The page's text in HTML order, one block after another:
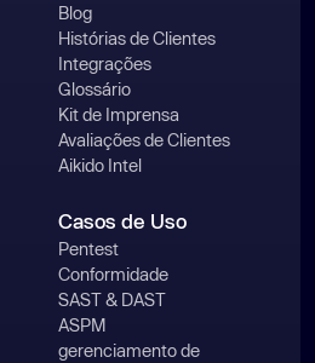
Blog
Histórias de Clientes
Integrações
Glossário
Kit de Imprensa
Avaliações de Clientes
Aikido Intel
Casos de Uso
Pentest
Conformidade
SAST & DAST
ASPM
gerenciamento de